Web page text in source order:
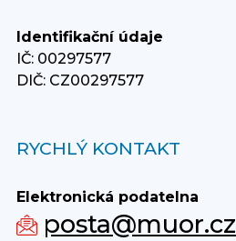
Identifikační údaje
IČ: 00297577
DIČ: CZ00297577
RYCHLÝ KONTAKT
Elektronická podatelna
posta@muor.cz